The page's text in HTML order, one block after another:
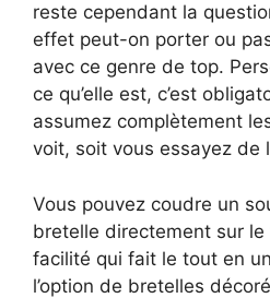
reste cependant la
effet peut-on porter ou
avec ce genre de top.
ce qu’elle est, c’est
assumez complètement
voit, soit vous essayez de
Vous pouvez coudre un
bretelle directement sur
facilité qui fait le tout en
l’option de bretelles